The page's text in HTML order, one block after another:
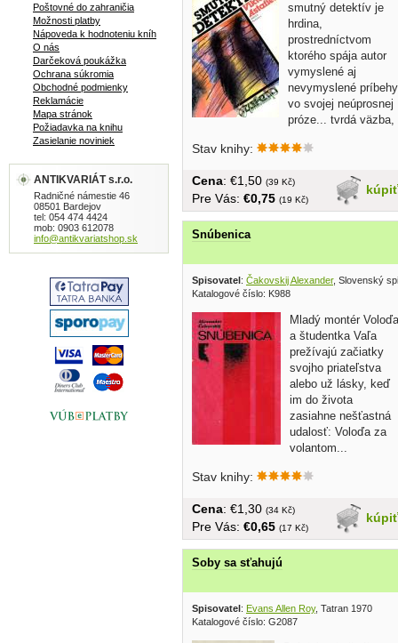
smutný detektív je
hrdina,
prostredníctvom
ktorého spája autor
vymyslené aj
nevymyslené príbehy
vo svojej neúprosnej
próze... tvrdá väzba,
Stav knihy:
kúpiť
Cena: €1,50 (39 Kč)
Pre Vás: €0,75 (19 Kč)
Snúbenica
Spisovatel: Čakovskij Alexander, Slovenský
Katalogové číslo: K988
Mladý montér Voloďa
a študentka Vaľa
prežívajú začiatky
svojho priateľstva
alebo už lásky, keď
im do života
zasiahne nešťastná
udalosť: Voloďa za
volantom...
Stav knihy:
kúpiť
Cena: €1,30 (34 Kč)
Pre Vás: €0,65 (17 Kč)
Soby sa sťahujú
Spisovatel: Evans Allen Roy, Tatran 1970
Katalogové číslo: G2087
Poštovné do zahraničia
Možnosti platby
Nápoveda k hodnoteniu kníh
O nás
Darčeková poukážka
Ochrana súkromia
Obchodné podmienky
Reklamácie
Mapa stránok
Požiadavka na knihu
Zasielanie noviniek
ANTIKVARIÁT s.r.o.
Radničné námestie 46
08501 Bardejov
tel: 054 474 4424
mob: 0903 612078
info@antikvariatshop.sk